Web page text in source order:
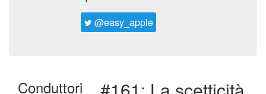
@easy_apple
Conduttori